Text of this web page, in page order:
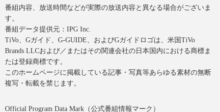
番組内容、放送時間などが実際の放送内容と異なる場合がございま
す。
番組データ提供元：IPG Inc.
TiVo、Gガイド、G-GUIDE、およびGガイドロゴは、米国TiVo
Brands LLCおよび／またはその関連会社の日本国内における商標ま
たは登録商標です。
このホームページに掲載している記事・写真等あらゆる素材の無断
複写・転載を禁じます。
Official Program Data Mark（公式番組情報マーク）